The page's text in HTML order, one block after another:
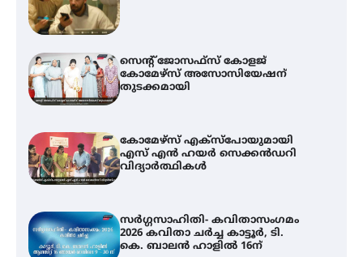
സെന്റ് ജോസഫ്സ് കോളജ്
കോമേഴ്‌സ് അസോസിയേഷന്
തുടക്കമായി
കോമേഴ്സ് എക്സ്പോയുമായി
എസ് എൻ ഹയർ സെക്കൻഡറി
വിദ്യാർത്ഥികൾ
സർഗ്ഗസാഹിതി- കവിതാസംഗമം
2026 കവിതാ ചർച്ച കാട്ടൂർ, ടി.
കെ. ബാലൻ ഹാളിൽ 16ന്